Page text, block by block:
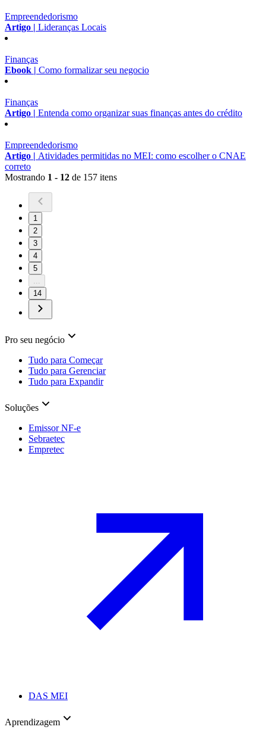
Empreendedorismo
Artigo | Lideranças Locais
Finanças
Ebook | Como formalizar seu negocio
Finanças
Artigo | Entenda como organizar suas finanças antes do crédito
Empreendedorismo
Artigo | Atividades permitidas no MEI: como escolher o CNAE
correto
Mostrando 1 - 12 de 157 itens
1
2
3
4
5
14
Pro seu negócio
Tudo para Começar
Tudo para Gerenciar
Tudo para Expandir
Soluções
Emissor NF-e
Sebraetec
Empretec
DAS MEI
Aprendizagem